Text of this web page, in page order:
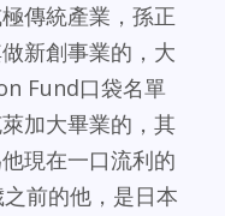
傳統產業，孫正
新創事業的，大
Fund口袋名單
加大畢業的，其
現在一口流利的
前的他，是日本